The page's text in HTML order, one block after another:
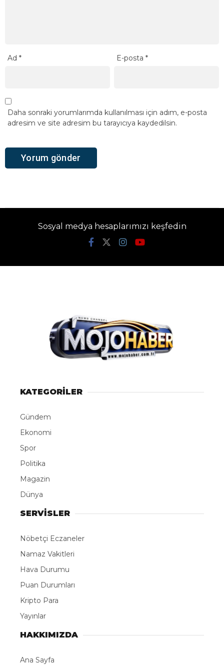
Ad * E-posta*
Daha sonraki yorumlarımda kullanılması için adım, e-posta
adresim ve site adresim bu tarayıcıya kaydedilsin.
Sosyal medya hesaplarımızı keşfedin
KATEGORİLER
Gündem
Ekonomi
Spor
Politika
Magazin
Dünya
SERVİSLER
Nöbetçi Eczaneler
Namaz Vakitleri
Hava Durumu
Puan Durumları
Kripto Para
Yayınlar
HAKKIMIZDA
Ana Sayfa